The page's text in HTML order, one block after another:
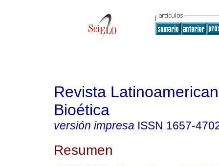
Revista
Bioética
versión impresa ISSN 1657-
Resumen